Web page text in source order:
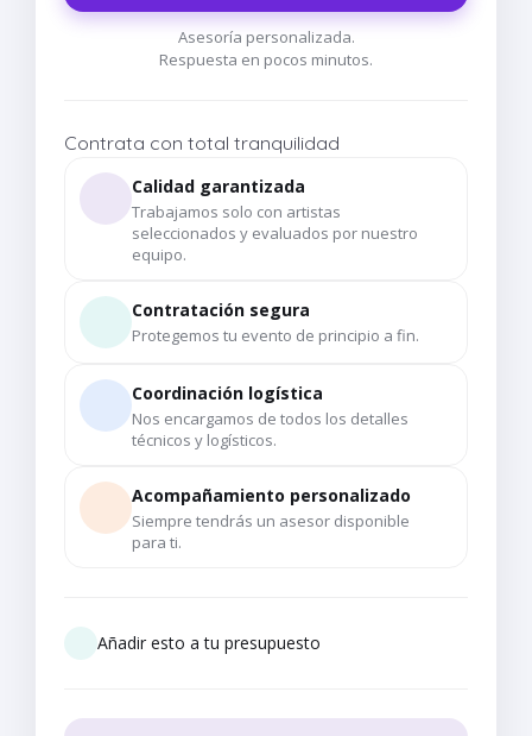
Asesoría personalizada.
Respuesta en pocos minutos.
Contrata con total tranquilidad
Calidad garantizada
Trabajamos solo con artistas
seleccionados y evaluados por nuestro
equipo.
Contratación segura
Protegemos tu evento de principio a fin.
Coordinación logística
Nos encargamos de todos los detalles
técnicos y logísticos.
Acompañamiento personalizado
Siempre tendrás un asesor disponible
para ti.
Añadir esto a tu presupuesto